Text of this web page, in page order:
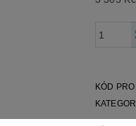
KÓD